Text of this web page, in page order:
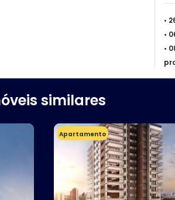
•
•
•
similares
Apartamento